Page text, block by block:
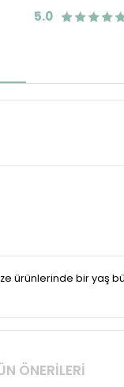
5.0
ürünlerinde bir yaş
ÖNERILERI